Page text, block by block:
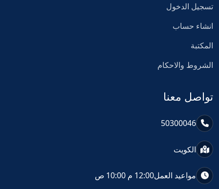
تسجيل الدخول
انشاء حساب
المكتبة
الشروط والاحكام
تواصل معنا
50300046
الكويت
مواعيد العمل12:00 م 10:00 ص